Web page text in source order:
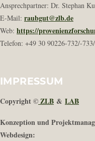
Ansprechpartner: Dr. Stephan
E-Mail: raubgut@zlb.de
Web: https://
Telefon: +49 30 90226-732/-
IMPRESSUM
Copyright ©ZLB & LAB
Konzeption und
Webdesign: